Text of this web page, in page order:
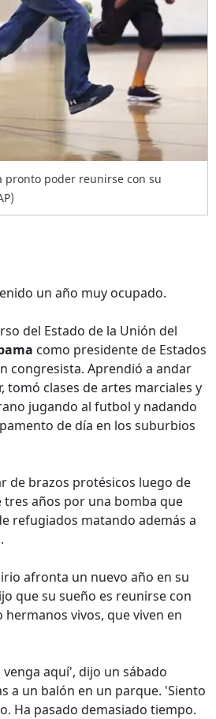
pronto poder reunirse con su
un año muy ocupado.
del Estado de la Unión del
como presidente de Estados
congresista. Aprendió a andar
tomó clases de artes marciales y
jugando al futbol y nadando
de día en los suburbios
de brazos protésicos luego de
tres años por una bomba que
refugiados matando además a
afronta un nuevo año en su
que su sueño es reunirse con
vivos, que viven en
aquí', dijo un sábado
a un balón en un parque. 'Siento
Ha pasado demasiado tiempo.